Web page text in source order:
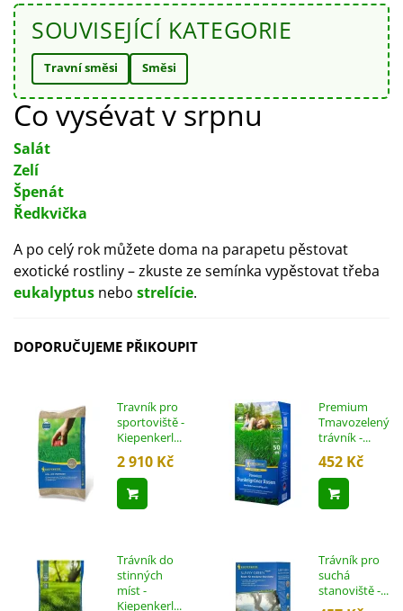
SOUVISEJÍCÍ KATEGORIE
Travní směsi Směsi
Co vysévat v srpnu
Salát
Zelí
Špenát
Ředkvička
A po celý rok můžete doma na parapetu pěstovat
exotické rostliny – zkuste ze semínka vypěstovat třeba
eukalyptus nebo strelície.
DOPORUČUJEME PŘIKOUPIT
Travník pro
sportoviště -
Kiepenkerl...
2 910 Kč
Přidat do košíku
Premium
Tmavozelený
trávník -...
452 Kč
Trávník do
stinných
míst -
Kiepenkerl...
Trávník pro
suchá
stanoviště -...